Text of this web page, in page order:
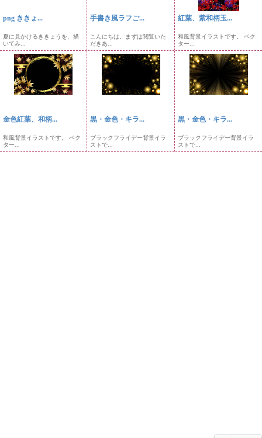
png ききょ...
夏に見かけるききょうを、描
いてみ...
手書き風ラフご...
こんにちは。まずは閲覧いた
だきあ...
紅葉、紫和柄玉...
和風背景イラストです。 ベク
ター...
金色紅葉、和柄...
和風背景イラストです。 ベク
ター...
黒・金色・キラ...
ブラックフライデー背景イラ
ストで...
黒・金色・キラ...
ブラックフライデー背景イラ
ストで...